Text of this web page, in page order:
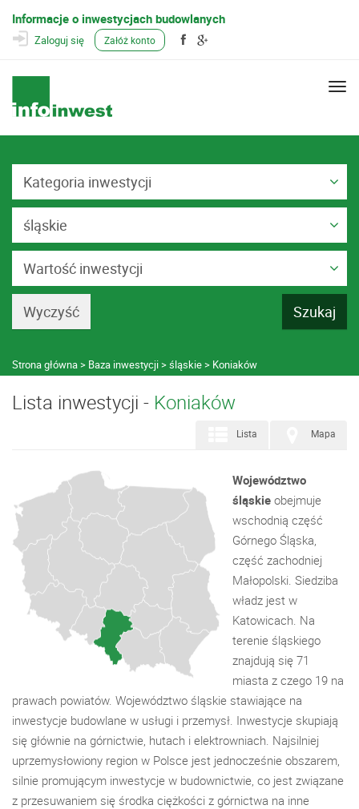
Informacje o inwestycjach budowlanych
Zaloguj się Załóż konto
Kategoria inwestycji
śląskie
Wartość inwestycji
Strona główna Baza inwestycji śląskie Koniaków
Lista inwestycji - Koniaków
Mapa
Lista
Województwo
śląskie obejmuje
wschodnią część
Górnego Śląska,
część zachodniej
Małopolski. Siedziba
władz jest w
Katowicach. Na
terenie śląskiego
znajdują się 71
miasta z czego 19 na
prawach powiatów. Województwo śląskie stawiające na
inwestycje budowlane w usługi i przemysł. Inwestycje skupiają
się głównie na górnictwie, hutach i elektrowniach. Najsilniej
uprzemysłowiony region w Polsce jest jednocześnie obszarem,
silnie promującym inwestycje w budownictwie, co jest związane
z przesuwaniem się środka ciężkości z górnictwa na inne